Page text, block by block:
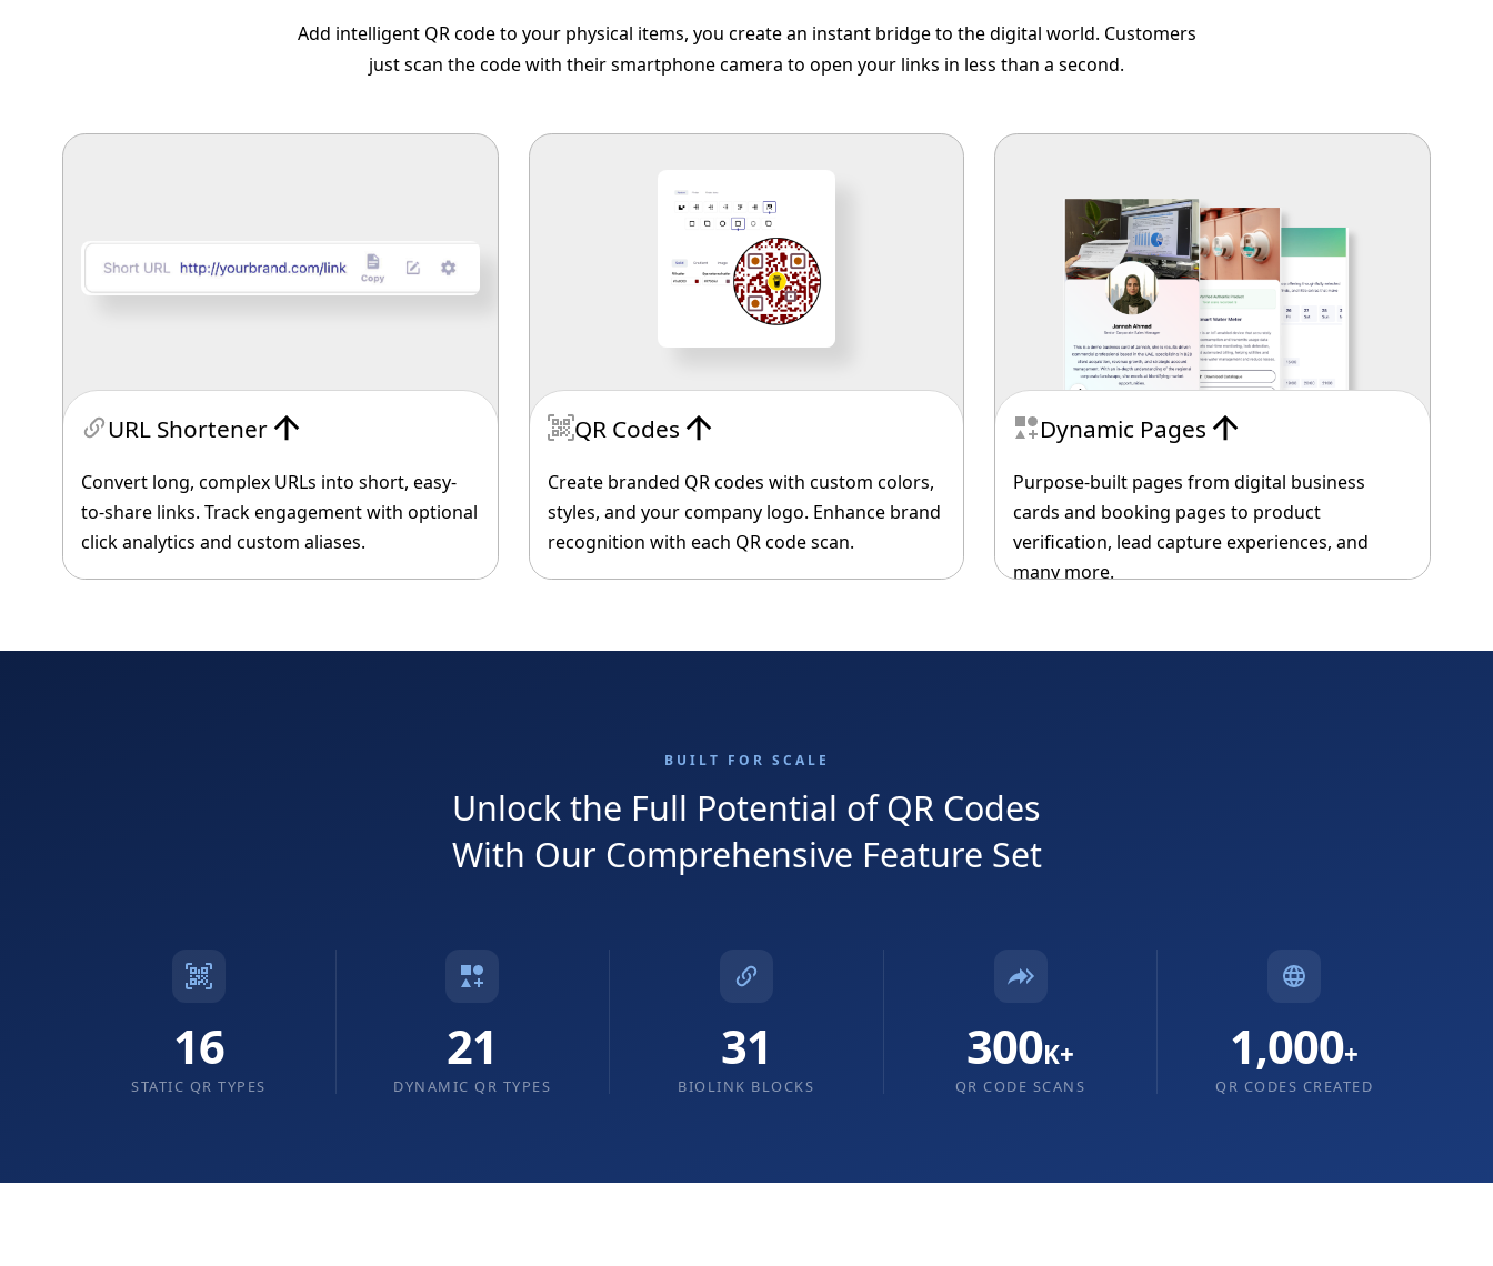
Add intelligent QR code to your physical items, you create an instant bridge to the digital world. Customers
just scan the code with their smartphone camera to open your links in less than a second.
URL Shortener
Convert long, complex URLs into short, easy-
to-share links. Track engagement with optional
click analytics and custom aliases.
QR Codes
Create branded QR codes with custom colors,
styles, and your company logo. Enhance brand
recognition with each QR code scan.
Dynamic Pages
Purpose-built pages from digital business
cards and booking pages to product
verification, lead capture experiences, and
many more.
BUILT FOR SCALE
Unlock the Full Potential of QR Codes
With Our Comprehensive Feature Set
16
STATIC QR TYPES
21
DYNAMIC QR TYPES
31
BIOLINK BLOCKS
300K+
QR CODE SCANS
1,000+
QR CODES CREATED